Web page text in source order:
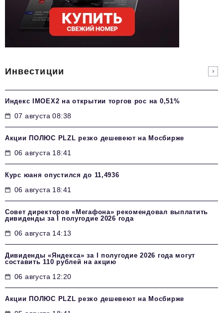
Инвестиции
Индекс IMOEX2 на открытии торгов рос на 0,51%
07 августа 08:38
Акции ПОЛЮС PLZL резко дешевеют на Мосбирже
06 августа 18:41
Курс юаня опустился до 11,4936
06 августа 18:41
Совет директоров «Мегафона» рекомендовал выплатить
дивиденды за I полугодие 2026 года
06 августа 14:13
Дивиденды «Яндекса» за I полугодие 2026 года могут
составить 110 рублей на акцию
06 августа 12:20
Акции ПОЛЮС PLZL резко дешевеют на Мосбирже